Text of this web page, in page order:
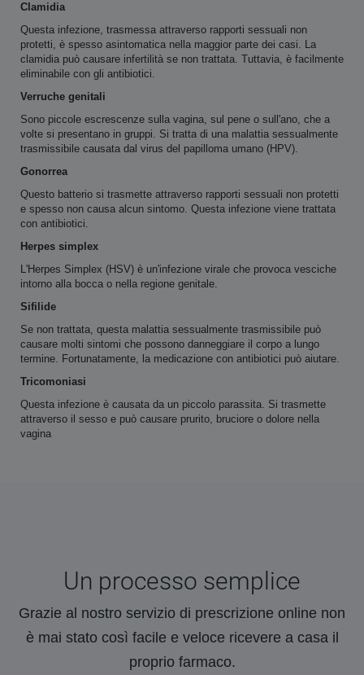
Clamidia
Questa infezione, trasmessa attraverso rapporti sessuali non
protetti, è spesso asintomatica nella maggior parte dei casi. La
clamidia può causare infertilità se non trattata. Tuttavia, è facilmente
eliminabile con gli antibiotici.
Verruche genitali
Sono piccole escrescenze sulla vagina, sul pene o sull'ano, che a
volte si presentano in gruppi. Si tratta di una malattia sessualmente
trasmissibile causata dal virus del papilloma umano (HPV).
Gonorrea
Questo batterio si trasmette attraverso rapporti sessuali non protetti
e spesso non causa alcun sintomo. Questa infezione viene trattata
con antibiotici.
Herpes simplex
L'Herpes Simplex (HSV) è un'infezione virale che provoca vesciche
intorno alla bocca o nella regione genitale.
Sifilide
Se non trattata, questa malattia sessualmente trasmissibile può
causare molti sintomi che possono danneggiare il corpo a lungo
termine. Fortunatamente, la medicazione con antibiotici può aiutare.
Tricomoniasi
Questa infezione è causata da un piccolo parassita. Si trasmette
attraverso il sesso e può causare prurito, bruciore o dolore nella
vagina
Un processo semplice
Grazie al nostro servizio di prescrizione online non
è mai stato così facile e veloce ricevere a casa il
proprio farmaco.